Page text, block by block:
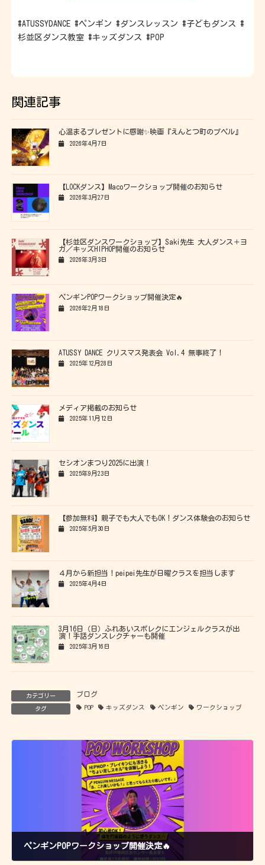
#ATUSSYDANCE #ペンギン #ダンスレッスン #子どもダンス #
杉並区ダンス教室 #キッズダンス #POP
関連記事
心温まるプレゼントに感謝✨映画『えんとつ町のプペル』
2026年4月7日
【LOCKダンス】Macoワークショップ開催のお知らせ
2026年3月27日
【杉並区ダンスワークショップ】Saki先生 大人ダンス＋ヨ
ガ／キッズHIPHOP開催のお知らせ
2026年3月3日
ペンギンPOPワークショップ開催決定🔥
2026年2月18日
ATUSSY DANCE クリスマス発表会 Vol.4 無事終了！
2025年12月28日
メディア掲載のお知らせ
2025年11月12日
セシオンまつり2025に出演！
2025年9月23日
【参加無料】親子でも大人でもOK！ダンス体験会のお知らせ
2025年5月30日
４月から新担当！peipei先生が日曜クラスを担当します
2025年4月4日
3月16日（日）ふれあいスポレクにエンジェルクラスが出
演！手話ダンスレクチャーも開催
2025年3月16日
カテゴリー ブログ
タグ POP キッズダンス ペンギン ワークショップ
ペンギンPOPワークショップ開催決定🔥